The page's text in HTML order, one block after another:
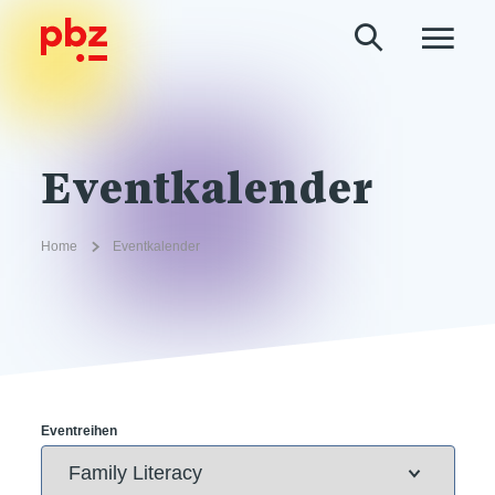
Eventkalender
Home Eventkalender
Eventreihen